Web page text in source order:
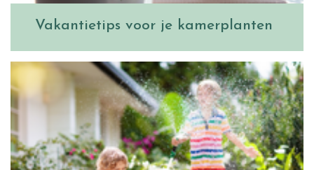
Vakantietips voor je kamerplanten